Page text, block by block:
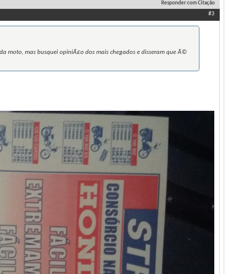
Responder com Citação
#3
moto, mas busquei opiniÃ£o dos mais chegados e disseram que Ã©